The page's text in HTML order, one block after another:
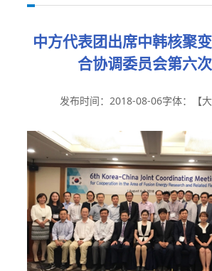
中方代表团出席中韩核聚
合协调委员会第六
发布时间：2018-08-06字体：【大